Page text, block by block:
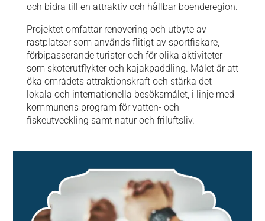
och bidra till en attraktiv och hållbar boenderegion.
Projektet omfattar renovering och utbyte av
rastplatser som används flitigt av sportfiskare,
förbipasserande turister och för olika aktiviteter
som skoterutflykter och kajakpaddling. Målet är att
öka områdets attraktionskraft och stärka det
lokala och internationella besöksmålet, i linje med
kommunens program för vatten- och
fiskeutveckling samt natur och friluftsliv.